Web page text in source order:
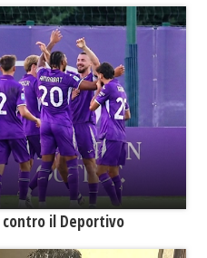
contro il Deportivo